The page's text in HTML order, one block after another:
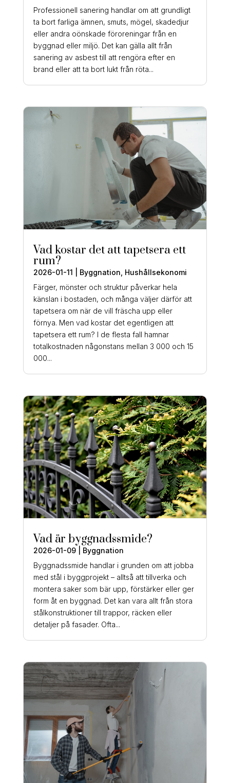
Professionell sanering handlar om att grundligt
ta bort farliga ämnen, smuts, mögel, skadedjur
eller andra oönskade föroreningar från en
byggnad eller miljö. Det kan gälla allt från
sanering av asbest till att rengöra efter en
brand eller att ta bort lukt från röta...
Vad kostar det att tapetsera ett
rum?
2026-01-11 Byggnation Hushållsekonomi
Färger, mönster och struktur påverkar hela
känslan i bostaden, och många väljer därför att
tapetsera om när de vill fräscha upp eller
förnya. Men vad kostar det egentligen att
tapetsera ett rum? I de flesta fall hamnar
totalkostnaden någonstans mellan 3 000 och 15
000...
Vad är byggnadssmide?
2026-01-09| Byggnation
Byggnadssmide handlar i grunden om att jobba
med stål i byggprojekt – alltså att tillverka och
montera saker som bär upp, förstärker eller ger
form åt en byggnad. Det kan vara allt från stora
stålkonstruktioner till trappor, räcken eller
detaljer på fasader. Ofta...